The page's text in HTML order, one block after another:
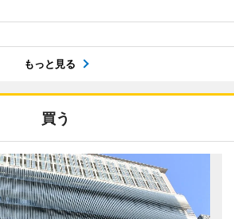
もっと見る
買う